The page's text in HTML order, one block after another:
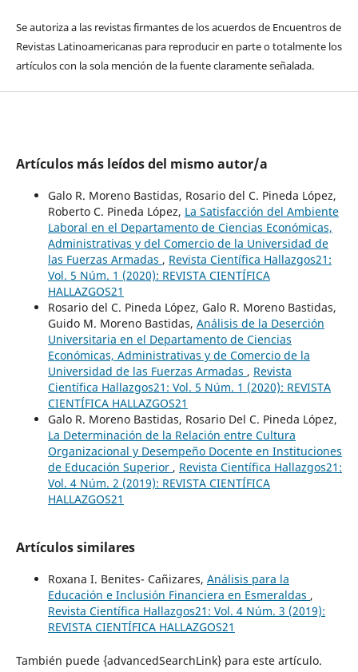
Se autoriza a las revistas firmantes de los acuerdos de Encuentros de
Revistas Latinoamericanas para reproducir en parte o totalmente los
artículos con la sola mención de la fuente claramente señalada.
Artículos más leídos del mismo autor/a
Galo R. Moreno Bastidas, Rosario del C. Pineda López,
Roberto C. Pineda López, La Satisfacción del Ambiente
Laboral en el Departamento de Ciencias Económicas,
Administrativas y del Comercio de la Universidad de
las Fuerzas Armadas , Revista Científica Hallazgos21:
Vol. 5 Núm. 1 (2020): REVISTA CIENTÍFICA
HALLAZGOS21
Rosario del C. Pineda López, Galo R. Moreno Bastidas,
Guido M. Moreno Bastidas, Análisis de la Deserción
Universitaria en el Departamento de Ciencias
Económicas, Administrativas y de Comercio de la
Universidad de las Fuerzas Armadas , Revista
Científica Hallazgos21: Vol. 5 Núm. 1 (2020): REVISTA
CIENTÍFICA HALLAZGOS21
Galo R. Moreno Bastidas, Rosario Del C. Pineda López,
La Determinación de la Relación entre Cultura
Organizacional y Desempeño Docente en Instituciones
de Educación Superior , Revista Científica Hallazgos21:
Vol. 4 Núm. 2 (2019): REVISTA CIENTÍFICA
HALLAZGOS21
Artículos similares
Roxana I. Benites- Cañizares, Análisis para la
Educación e Inclusión Financiera en Esmeraldas ,
Revista Científica Hallazgos21: Vol. 4 Núm. 3 (2019):
REVISTA CIENTÍFICA HALLAZGOS21
También puede {advancedSearchLink} para este artículo.